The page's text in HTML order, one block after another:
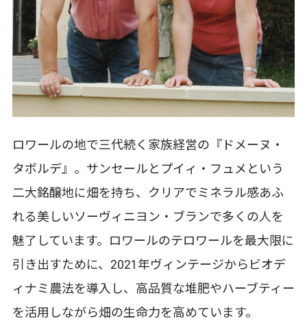
ロワールの地で三代続く家族経営の『ドメーヌ・
タボルデ』。サンセールとプイィ・フュメという
二大銘醸地に畑を持ち、クリアでミネラル感あふ
れる美しいソーヴィニヨン・ブランで多くの人を
魅了しています。ロワールのテロワールを最大限に
引き出すために、2021年ヴィンテージからビオデ
ィナミ農法を導入し、高品質な堆肥やハーブティー
を活用しながら畑の生命力を高めています。